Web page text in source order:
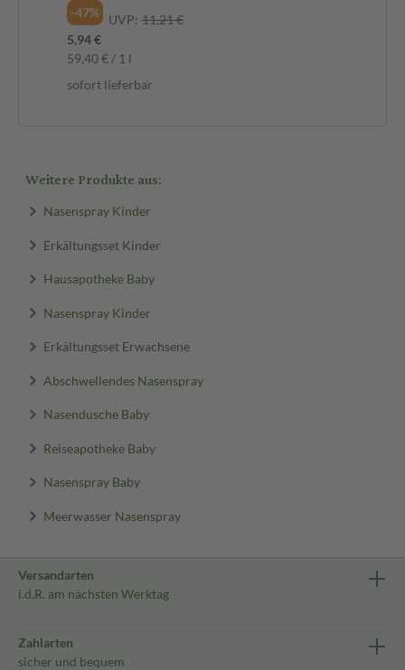
-47% UVP: 11,21 €
5,94 €
59,40 € / 1 l
sofort lieferbar
Weitere Produkte aus:
Nasenspray Kinder
Erkältungsset Kinder
Hausapotheke Baby
Nasenspray Kinder
Erkältungsset Erwachsene
Abschwellendes Nasenspray
Nasendusche Baby
Reiseapotheke Baby
Nasenspray Baby
Meerwasser Nasenspray
Versandarten
i.d.R. am nächsten Werktag
Zahlarten
sicher und bequem